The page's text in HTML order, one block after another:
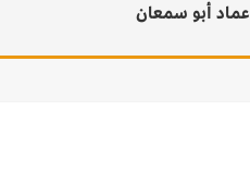
عماد أبو سمعان